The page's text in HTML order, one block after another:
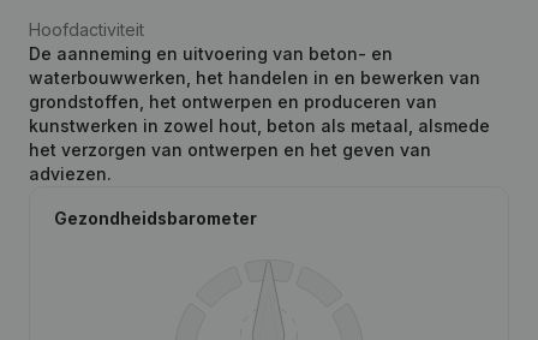
Hoofdactiviteit
De aanneming en uitvoering van beton- en
waterbouwwerken, het handelen in en bewerken van
grondstoffen, het ontwerpen en produceren van
kunstwerken in zowel hout, beton als metaal, alsmede
het verzorgen van ontwerpen en het geven van
adviezen.
Gezondheidsbarometer